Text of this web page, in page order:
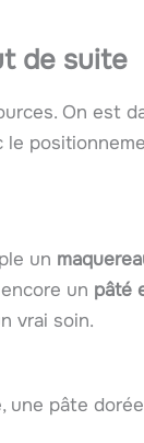
de suite
On est
le
un
un pâté
vrai soin.
une pâte